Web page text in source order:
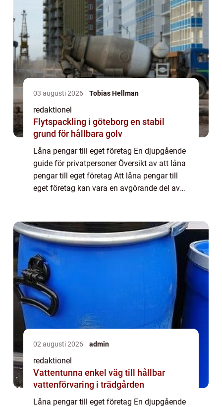
03 augusti 2026 Tobias Hellman
redaktionel
Flytspackling i göteborg en stabil
grund för hållbara golv
Låna pengar till eget företag En djupgående
guide för privatpersoner Översikt av att låna
pengar till eget företag Att låna pengar till
eget företag kan vara en avgörande del av
02 augusti 2026 admin
redaktionel
Vattentunna enkel väg till hållbar
vattenförvaring i trädgården
Låna pengar till eget företag En djupgående